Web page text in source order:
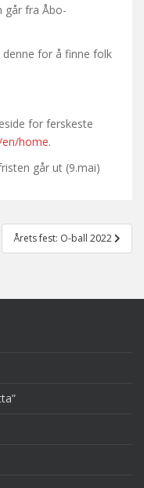
går fra Åbo-
denne for å finne folk
for ferskeste
home.
går ut (9.mai)
Årets fest: O-ball 2022